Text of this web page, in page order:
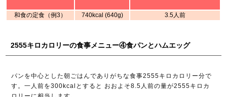
和食の定食（例3） 740kcal (640g) 3.5人前
2555キロカロリーの食事メニュー④食パンとハムエッグ
パンを中心とした朝ごはんでありがちな食事2555キロカロリー分で
す。一人前を300kcalとすると おおよそ8.5人前の量が2555キロカ